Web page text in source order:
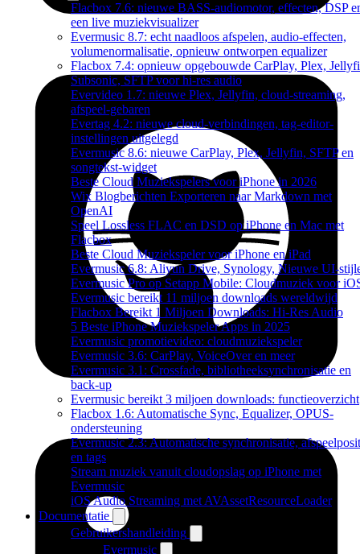
Flacbox 7.6: nieuwe BASS-audiomotor, effecten, DSP
een live muziekvisualizer
Evermusic 8.7: echt naadloos afspelen, audio-effecten,
volumenormalisatie, opnieuw ontworpen equalizer
Flacbox 7.4: opnieuw opgebouwde CarPlay, Plex,
Subsonic, SFTP voor hi-res audio
Evervideo 1.7: nieuwe Plex, Jellyfin, cloud-streaming,
afspeel-gebaren
Evertag 4.2: nieuwe cloud-verbindingen, tag-editor-
instellingen uitgelegd
Evermusic 8.6: nieuwe CarPlay, Plex, Jellyfin, SFTP en
songtekst-widget
Beste Cloud Muziekspelers voor iPhone in 2026
Wix Blogberichten Exporteren naar Markdown met
OpenAI
Speel Lossless FLAC en DSD op iPhone en Mac met
Flacbox
Beste Cloud Muziekspeler voor iPhone en iPad
Evermusic 6.8: Aliyun Drive, Synology, Nieuwe UI-
Evermusic Pro op Setapp Mobile: Cloudmuziek voor
Evermusic bereikt 11 miljoen downloads wereldwijd
Flacbox Bereikt 1 Miljoen Downloads: Hi-Res Audio
5 Beste iPhone Muziekspeler Apps in 2025
Evermusic promotievideo: cloudmuziekspeler
Evermusic 3.6: CarPlay, VoiceOver en meer
Evermusic 3.1: Crossfade, bibliotheeksynchronisatie en
back-up
Evermusic bereikt 3 miljoen downloads: functieoverzicht
Flacbox 1.6: Automatische Sync, Equalizer, OPUS-
ondersteuning
Evermusic 2.3: Automatische synchronisatie,
en tags
Stream muziek vanuit cloudopslag op iPhone met
Evermusic
iOS Audio Streaming met AVAssetResourceLoader
Documentatie
Gebruikershandleiding
Evermusic